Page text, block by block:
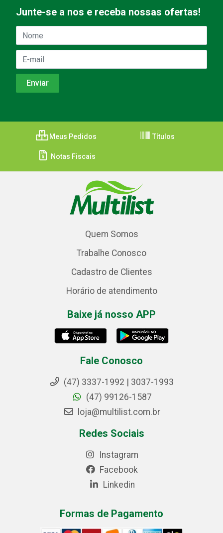
Junte-se a nos e receba nossas ofertas!
Meus Pedidos Títulos
Notas Fiscais
Quem Somos
Trabalhe Conosco
Cadastro de Clientes
Horário de atendimento
Baixe já nosso APP
Fale Conosco
(47) 3337-1992 | 3037-1993
(47) 99126-1587
loja@multilist.com.br
Redes Sociais
Instagram
Facebook
Linkedin
Formas de Pagamento